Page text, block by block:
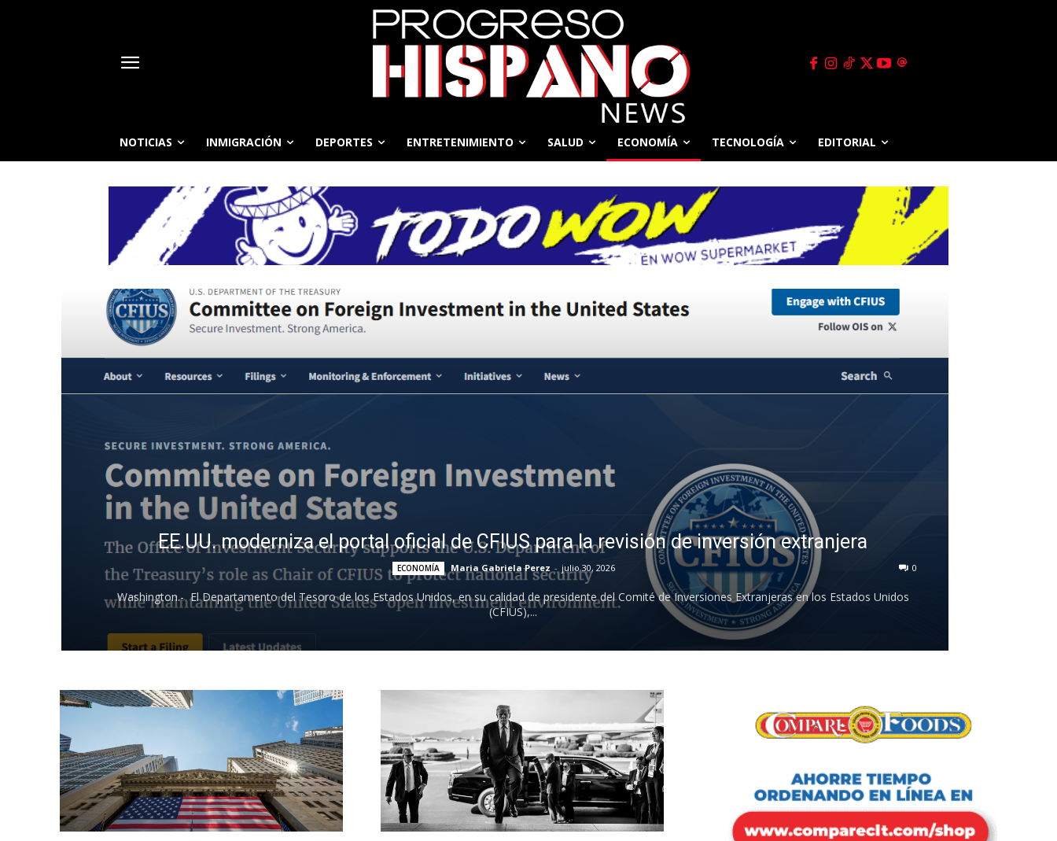
NOTICIAS INMIGRACIÓN DEPORTES ENTRETENIMIENTO SALUD ECONOMÍA TECNOLOGÍA EDITORIAL
EE.UU. moderniza el portal oficial de CFIUS para la revisión de inversión extranjera
ECONOMÍA Maria Gabriela Perez - julio 30, 2026 0
Washington.- El Departamento del Tesoro de los Estados Unidos, en su calidad de presidente del Comité de Inversiones Extranjeras en los Estados Unidos
(CFIUS),...